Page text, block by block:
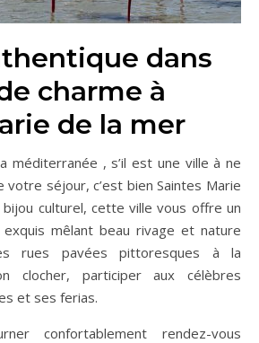
dans
charme à
de la mer
méditerranée , s’il est une ville à ne
votre séjour, c’est bien Saintes Marie
culturel, cette ville vous offre un
mêlant beau rivage et nature
rues pavées pittoresques à la
clocher, participer aux célèbres
et ses ferias.
confortablement rendez-vous